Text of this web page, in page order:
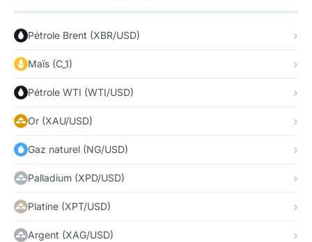
Pétrole Brent (XBR/USD)
Maïs (C_1)
Pétrole WTI (WTI/USD)
Or (XAU/USD)
Gaz naturel (NG/USD)
Palladium (XPD/USD)
Platine (XPT/USD)
Argent (XAG/USD)